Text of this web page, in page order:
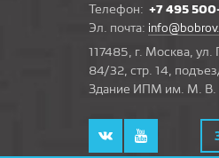
Телефон: +7 495
Эл. почта:
117485, г. Москва,
84/32, стр. 14,
Здание ИПМ им. М.